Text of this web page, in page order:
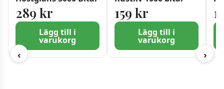
‹
289 kr
Lägg till i
varukorg
159 kr
Lägg till i
varukorg
›